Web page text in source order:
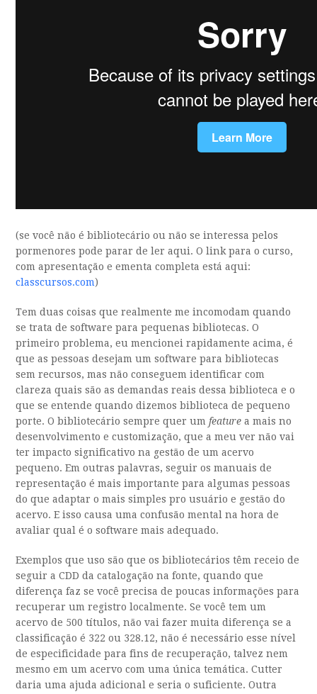
(se você não é bibliotecário ou não se interessa pelos
pormenores pode parar de ler aqui. O link para o curso,
com apresentação e ementa completa está aqui:
classcursos.com)
Tem duas coisas que realmente me incomodam quando
se trata de software para pequenas bibliotecas. O
primeiro problema, eu mencionei rapidamente acima, é
que as pessoas desejam um software para bibliotecas
sem recursos, mas não conseguem identificar com
clareza quais são as demandas reais dessa biblioteca e o
que se entende quando dizemos biblioteca de pequeno
porte. O bibliotecário sempre quer umfeature a mais no
desenvolvimento e customização, que a meu ver não vai
ter impacto significativo na gestão de um acervo
pequeno. Em outras palavras, seguir os manuais de
representação é mais importante para algumas pessoas
do que adaptar o mais simples pro usuário e gestão do
acervo. E isso causa uma confusão mental na hora de
avaliar qual é o software mais adequado.
Exemplos que uso são que os bibliotecários têm receio de
seguir a CDD da catalogação na fonte, quando que
diferença faz se você precisa de poucas informações para
recuperar um registro localmente. Se você tem um
acervo de 500 títulos, não vai fazer muita diferença se a
classificação é 322 ou 328.12, não é necessário esse nível
de especificidade para fins de recuperação, talvez nem
mesmo em um acervo com uma única temática. Cutter
daria uma ajuda adicional e seria o suficiente. Outra